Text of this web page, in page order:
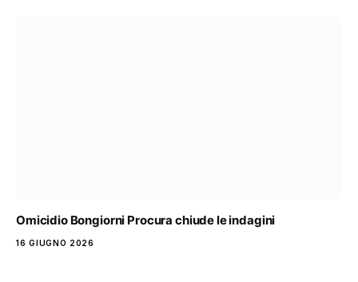
Omicidio Bongiorni Procura chiude le indagini
16 GIUGNO 2026